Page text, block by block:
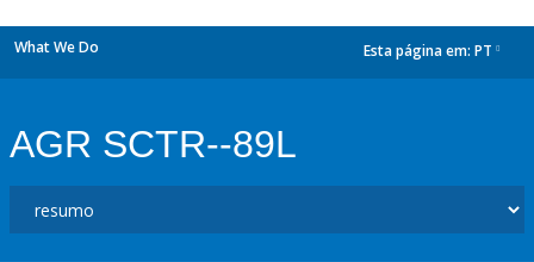
What We Do Esta página em: PT
AGR SCTR--89L